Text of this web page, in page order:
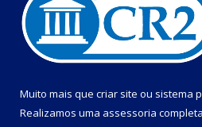
Muito mais que criar site ou sistema
Realizamos uma assessoria